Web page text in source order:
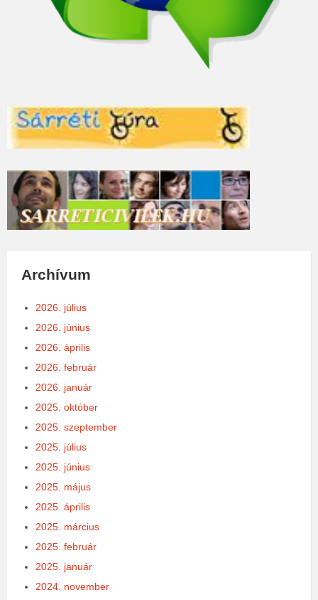
Archívum
2026. július
2026. június
2026. április
2026. február
2026. január
2025. október
2025. szeptember
2025. július
2025. június
2025. május
2025. április
2025. március
2025. február
2025. január
2024. november